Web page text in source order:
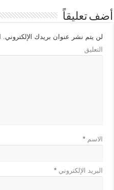
أضف تعليقاً
لن يتم نشر عنوان بريدك الإلكتروني.
التعليق
الاسم*
البريد الإلكتروني*